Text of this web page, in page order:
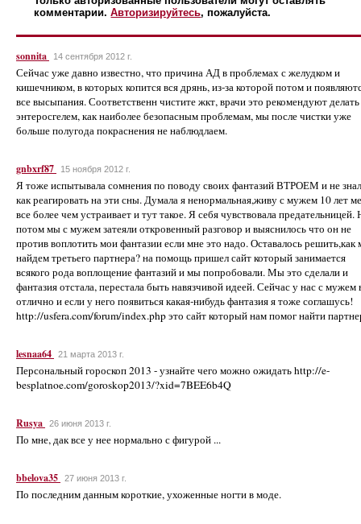
комментарии.Авторизируйтесь, пожалуйста.
sonnita 14 сентября 2012 г.
Сейчас уже давно известно, что причина АД в проблемах с желудком и
кишечником, в которых копится вся дрянь, из-за которой потом и
все высыпания. Соответственн чистите жкт, врачи это рекомендуют делать
энтеросгелем, как наиболее безопасным проблемам, мы после чистки уже
больше полугода покраснения не наблюдлаем.
gnbxrf87 15 ноября 2012 г.
Я тоже испытывала сомнения по поводу своих фантазий ВТРОЕМ и не
как реагировать на эти сны. Думала я ненормальная,живу с мужем 10 лет
все более чем устраивает и тут такое. Я себя чувствовала предательницей.
потом мы с мужем затеяли откровенный разговор и выяснилось что он не
против воплотить мои фантазии если мне это надо. Оставалось решить,как
найдем третьего партнера? на помощь пришел сайт который занимается
всякого рода воплощение фантазий и мы попробовали. Мы это сделали и
фантазия отстала, перестала быть навязчивой идеей. Сейчас у нас с мужем
отлично и если у него появиться какая-нибудь фантазия я тоже соглашусь!
http://usfera.com/forum/index.php это сайт который нам помог найти
lesnaa64 21 марта 2013 г.
Персональный гороскоп 2013 - узнайте чего можно ожидать http://e-
besplatnoe.com/goroskop2013/?xid=7BEE6b4Q
Rusya 26 июня 2013 г.
По мне, дак все у нее нормально с фигурой ...
bbelova35 27 июня 2013 г.
По последним данным короткие, ухоженные ногти в моде.